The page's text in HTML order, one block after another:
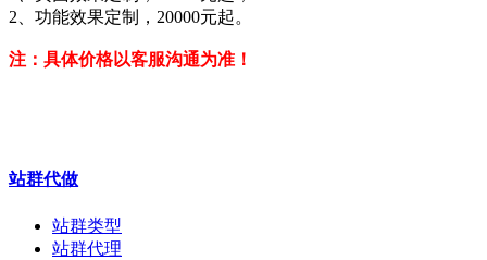
2、功能效果定制，20000元起。
注：具体价格以客服沟通为准！
站群代做
站群类型
站群代理